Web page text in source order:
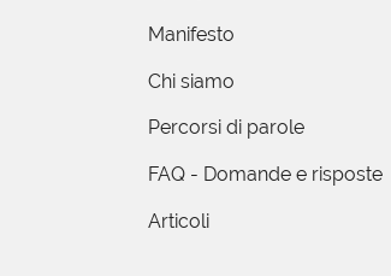
Manifesto
Chi siamo
Percorsi di parole
FAQ - Domande e risposte
Articoli